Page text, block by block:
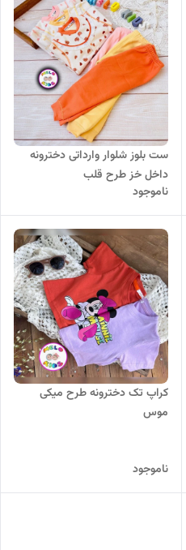
ست بلوز شلوار وارداتی دخترونه
داخل خز طرح قلب
ناموجود
کراپ تک دخترونه طرح میکی
موس
ناموجود